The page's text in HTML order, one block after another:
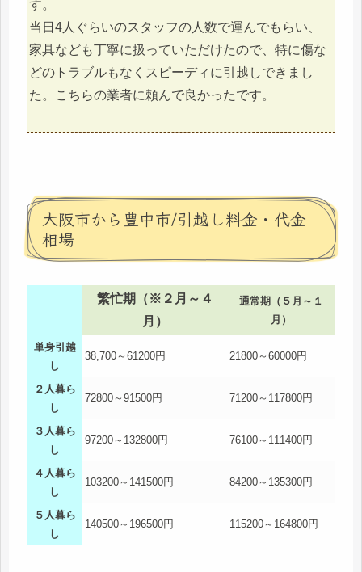
す。
当日4人ぐらいのスタッフの人数で運んでもらい、
家具なども丁寧に扱っていただけたので、特に傷な
どのトラブルもなくスピーディに引越しできまし
た。こちらの業者に頼んで良かったです。
大阪市から豊中市/引越し料金・代金
相場
繁忙期（※２月～４
月）
通常期（５月～１
月）
単身引越
し
38,700～61200円 21800～60000円
２人暮ら
し
72800～91500円 71200～117800円
３人暮ら
し
97200～132800円 76100～111400円
４人暮ら
し
103200～141500円 84200～135300円
５人暮ら
し
140500～196500円 115200～164800円